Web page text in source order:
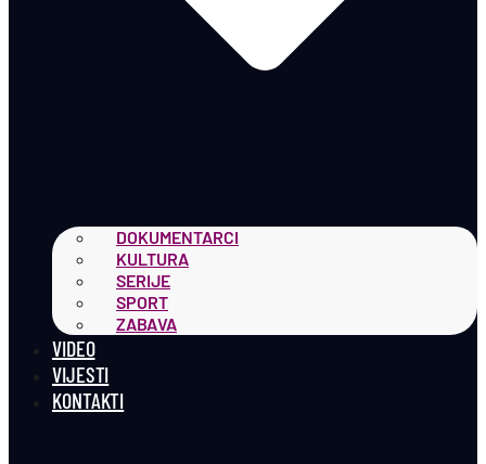
DOKUMENTARCI
KULTURA
SERIJE
SPORT
ZABAVA
VIDEO
VIJESTI
KONTAKTI